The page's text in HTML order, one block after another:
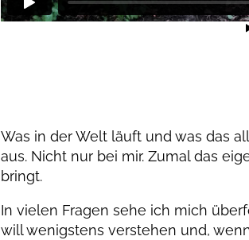
Was in der Welt läuft und was das
aus. Nicht nur bei mir. Zumal das
bringt.
In vielen Fragen sehe ich mich
will wenigstens verstehen und,